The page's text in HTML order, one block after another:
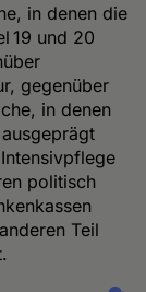
in denen die
19 und 20
gegenüber
in denen
politisch
Teil